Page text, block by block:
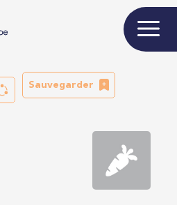
Sauvegarder